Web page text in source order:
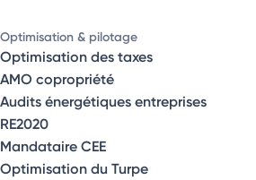
Optimisation & pilotage
Optimisation des taxes
AMO copropriété
Audits énergétiques entreprises
RE2020
Mandataire CEE
Optimisation du Turpe